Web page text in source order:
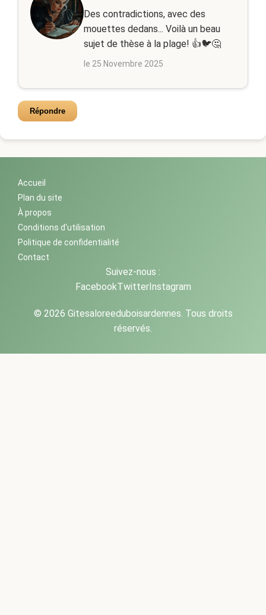
Des contradictions, avec des
mouettes dedans... Voilà un beau
sujet de thèse à la plage! 👍🐦🤔
le 25 Novembre 2025
Répondre
Accueil
Plan du site
À propos
Conditions d'utilisation
Politique de confidentialité
Contact
Suivez-nous :
FacebookTwitterInstagram
© 2026 Gitesaloreeduboisardennes. Tous droits
réservés.